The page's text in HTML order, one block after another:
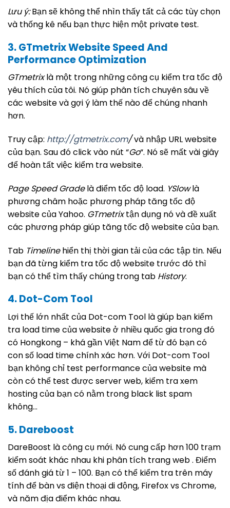
Lưu ý:Bạn sẽ không thể nhìn thấy tất cả các tùy chọn
và thống kê nếu bạn thực hiện một private test.
3. GTmetrix Website Speed And
Performance Optimization
GTmetrixlà một trong những công cụ kiểm tra tốc độ
yêu thích của tôi. Nó giúp phân tích chuyên sâu về
các website và gợi ý làm thế nào để chúng nhanh
hơn.
Truy cập: http://gtmetrix.com/và nhập URL website
của bạn. Sau đó click vào nút “Go“. Nó sẽ mất vài giây
để hoàn tất việc kiểm tra website.
Page Speed Gradelà điểm tốc độ load. YSlowlà
phương châm hoặc phương pháp tăng tốc độ
website của Yahoo. GTmetrixtận dụng nó và đề xuất
các phương pháp giúp tăng tốc độ website của bạn.
Tab Timelinehiển thị thời gian tải của các tập tin. Nếu
bạn đã từng kiểm tra tốc độ website trước đó thì
bạn có thể tìm thấy chúng trong tab History.
4. Dot-Com Tool
Lợi thế lớn nhất của Dot-com Tool là giúp bạn kiểm
tra load time của website ở nhiều quốc gia trong đó
có Hongkong – khá gần Việt Nam để từ đó bạn có
con số load time chính xác hơn. Với Dot-com Tool
bạn không chỉ test performance của website mà
còn có thể test được server web, kiểm tra xem
hosting của bạn có nằm trong black list spam
không…
5. Dareboost
DareBoost là công cụ mới. Nó cung cấp hơn 100 trạm
kiểm soát khác nhau khi phân tích trang web . Điểm
số đánh giá từ 1 – 100. Bạn có thể kiểm tra trên máy
tính để bàn vs điện thoại di động, Firefox vs Chrome,
và năm địa điểm khác nhau.